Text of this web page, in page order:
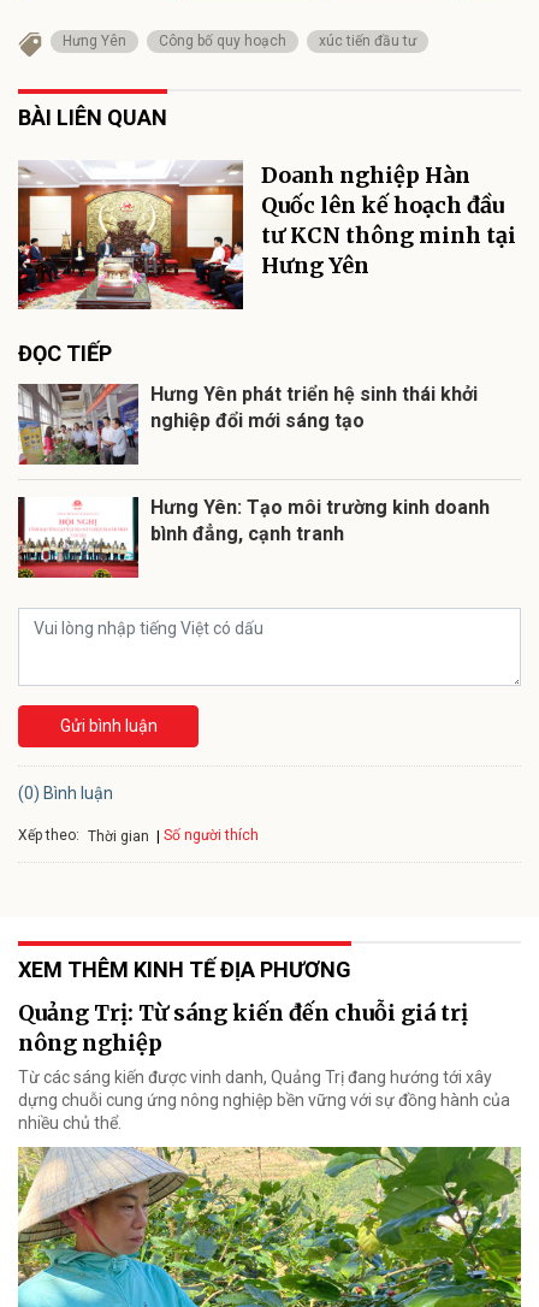
Hưng Yên Công bố quy hoạch xúc tiến đầu tư
BÀI LIÊN QUAN
Doanh nghiệp Hàn
Quốc lên kế hoạch đầu
tư KCN thông minh tại
Hưng Yên
ĐỌC TIẾP
Hưng Yên phát triển hệ sinh thái khởi
nghiệp đổi mới sáng tạo
Hưng Yên: Tạo môi trường kinh doanh
bình đẳng, cạnh tranh
Gửi bình luận
(0) Bình luận
Xếp theo: Thời gian Số người thích
XEM THÊM KINH TẾ ĐỊA PHƯƠNG
Quảng Trị: Từ sáng kiến đến chuỗi giá trị
nông nghiệp
Từ các sáng kiến được vinh danh, Quảng Trị đang hướng tới xây
dựng chuỗi cung ứng nông nghiệp bền vững với sự đồng hành của
nhiều chủ thể.